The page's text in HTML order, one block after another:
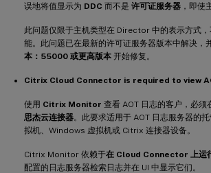
误地将值显示为 DDC 而不是 许可证服务器 ，即使
此问题仅限于主机类型在 Director 中的表示方式
能。此问题已在最新的许可证服务器版本中解决，
本：55000 或更高版本 开始修复。
Citrix Cloud Connector is required to view
使用 Citrix Monitor 查看 AOT 日志的客户，必须
思杰云连接器。此要求适用于 AOT 日志服务器的
拟机、Windows 虚拟机或 Citrix 连接器设备。
Citrix Monitor 依赖于在 Cloud Connector 上运
配置的日志服务器检索日志并在 UI 中显示它们。